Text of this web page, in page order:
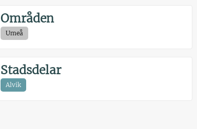
Områden
Umeå
Stadsdelar
Alvik